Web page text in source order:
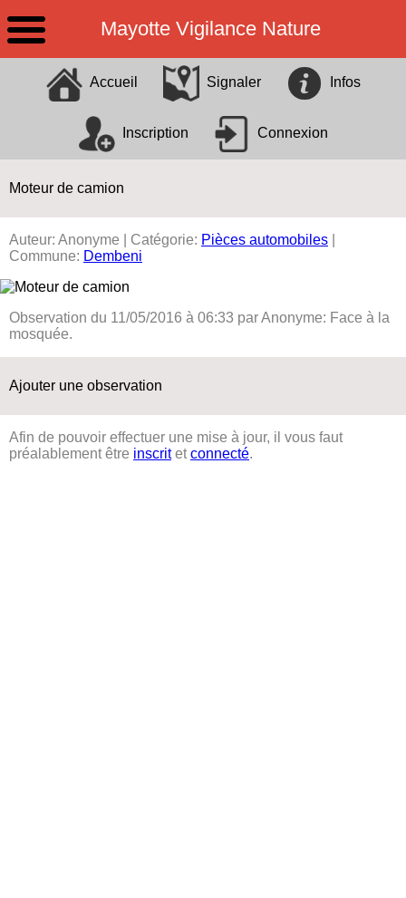
Mayotte Vigilance Nature
Accueil Signaler Infos
Inscription Connexion
Identification
Pseudo
Mot de passe
Mot de passe oublié ?
Moteur de camion
Auteur: Anonyme | Catégorie: Pièces automobiles
Commune: Dembeni
Observation du 11/05/2016 à 06:33 par Anonyme: Face à la
mosquée.
Ajouter une observation
Afin de pouvoir effectuer une mise à jour, il vous faut
préalablement être inscritetconnecté.